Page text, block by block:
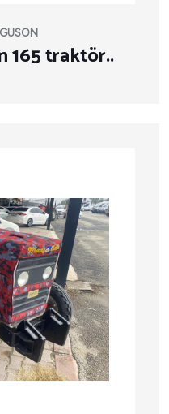
165 traktör..